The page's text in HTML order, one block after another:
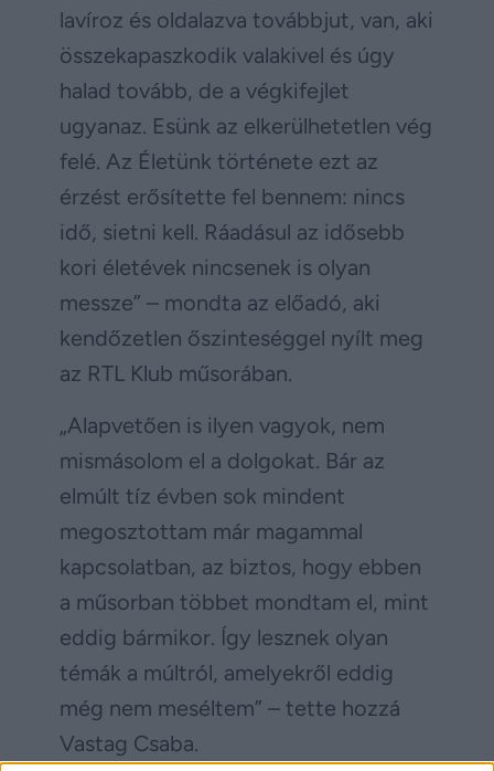
lavíroz és oldalazva továbbjut, van, aki
összekapaszkodik valakivel és úgy
halad tovább, de a végkifejlet
ugyanaz. Esünk az elkerülhetetlen vég
felé. Az Életünk története ezt az
érzést erősítette fel bennem: nincs
idő, sietni kell. Ráadásul az idősebb
kori életévek nincsenek is olyan
messze” – mondta az előadó, aki
kendőzetlen őszinteséggel nyílt meg
az RTL Klub műsorában.
„Alapvetően is ilyen vagyok, nem
mismásolom el a dolgokat. Bár az
elmúlt tíz évben sok mindent
megosztottam már magammal
kapcsolatban, az biztos, hogy ebben
a műsorban többet mondtam el, mint
eddig bármikor. Így lesznek olyan
témák a múltról, amelyekről eddig
még nem meséltem” – tette hozzá
Vastag Csaba.